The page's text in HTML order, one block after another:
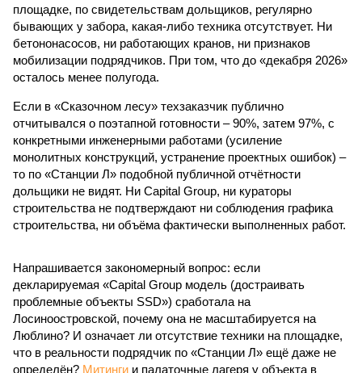
площадке, по свидетельствам дольщиков, регулярно
бывающих у забора, какая-либо техника отсутствует. Ни
бетононасосов, ни работающих кранов, ни признаков
мобилизации подрядчиков. При том, что до «декабря 2026»
осталось менее полугода.
Если в «Сказочном лесу» техзаказчик публично
отчитывался о поэтапной готовности – 90%, затем 97%, с
конкретными инженерными работами (усиление
монолитных конструкций, устранение проектных ошибок) –
то по «Станции Л» подобной публичной отчётности
дольщики не видят. Ни Capital Group, ни кураторы
строительства не подтверждают ни соблюдения графика
строительства, ни объёма фактически выполненных работ.
Напрашивается закономерный вопрос: если
декларируемая «Capital Group модель (достраивать
проблемные объекты SSD») сработала на
Лосиноостровской, почему она не масштабируется на
Люблино? И означает ли отсутствие техники на площадке,
что в реальности подрядчик по «Станции Л» ещё даже не
определён? Митинги и палаточные лагеря у объекта в